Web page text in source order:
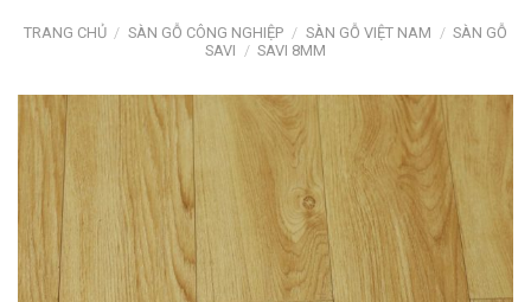
TRANG CHỦ / SÀN GỖ CÔNG NGHIỆP / SÀN GỖ VIỆT NAM / SÀN GỖ
SAVI / SAVI 8MM